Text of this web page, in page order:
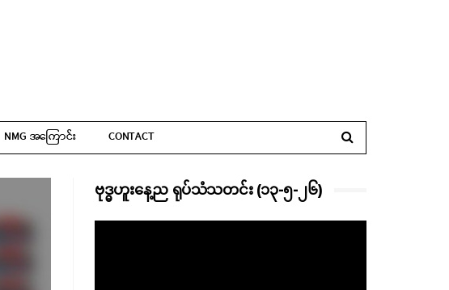
NMG အကြောင်း CONTACT
ဗုဒ္ဓဟူးနေ့ည ရုပ်သံသတင်း (၁၃-၅-၂၆)